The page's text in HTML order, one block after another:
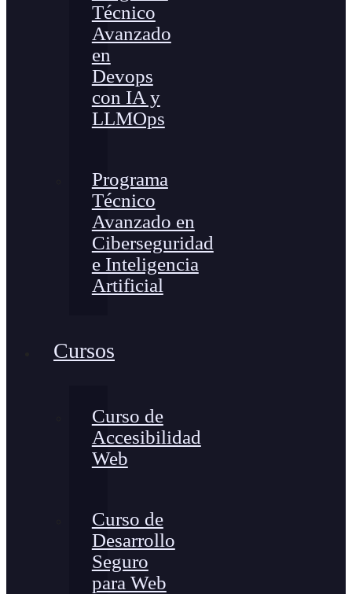
Técnico
Avanzado
en
Devops
con IA y
LLMOps
Programa
Técnico
Avanzado en
Ciberseguridad
e Inteligencia
Artificial
Cursos
Curso de
Accesibilidad
Web
Curso de
Desarrollo
Seguro
para Web